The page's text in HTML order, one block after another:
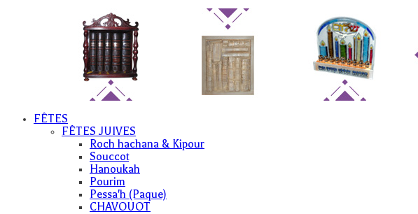
FÊTES
FÊTES JUIVES
Roch hachana & Kipour
Souccot
Hanoukah
Pourim
Pessa'h (Paque)
CHAVOUOT